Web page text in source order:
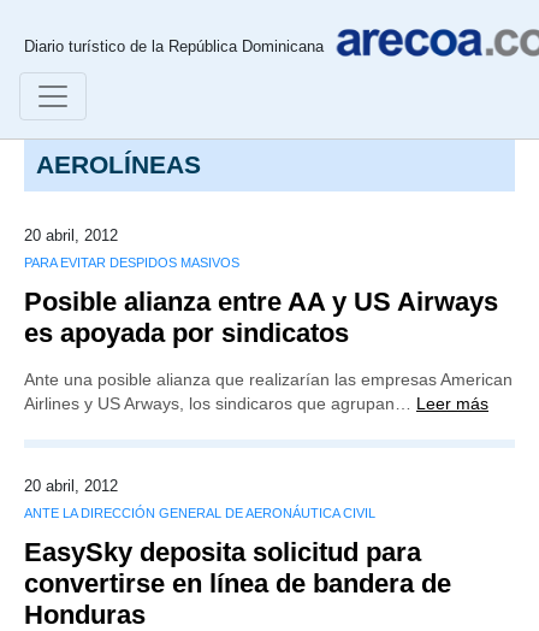
Diario turístico de la República Dominicana
AEROLÍNEAS
20 abril, 2012
PARA EVITAR DESPIDOS MASIVOS
Posible alianza entre AA y US Airways
es apoyada por sindicatos
Ante una posible alianza que realizarían las empresas American
Airlines y US Arways, los sindicaros que agrupan… Leer más
20 abril, 2012
ANTE LA DIRECCIÓN GENERAL DE AERONÁUTICA CIVIL
EasySky deposita solicitud para
convertirse en línea de bandera de
Honduras